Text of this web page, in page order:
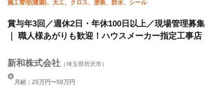
施工管理(建築)、大工、クロス、塗装、防水、シール
賞与年3回／週休2日・年休100日以上／現場管理募集
｜ 職人様あがりも歓迎！ハウスメーカー指定工事店
新和株式会社 （埼玉県所沢市）
月給：25万円〜50万円